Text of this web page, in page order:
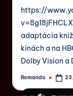
https://
adaptácia
kinách a na
Dolby Vision
Romando